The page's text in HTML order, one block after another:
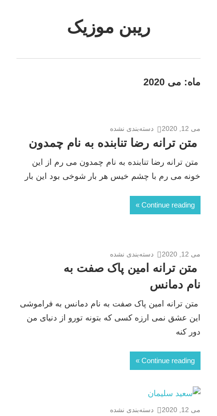
ریبن موزیک
mp3
ماه: می 2020
می 12, 2020 دسته‌بندی نشده
متن ترانه رضا تنابنده به نام چمدون
متن ترانه رضا تنابنده به نام چمدون می رم از این
خونه می رم با چشم خیس هر بار شوخی بود این بار
Continue reading
می 12, 2020 دسته‌بندی نشده
متن ترانه امین پاک صفت به
نام دمانس
متن ترانه امین پاک صفت به نام دمانس به فراموشی
این عشق نمی ارزه کسی که بتونه تورو از دنیای من
دور کنه
Continue reading
می 12, 2020 دسته‌بندی نشده